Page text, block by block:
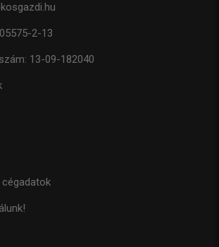
2-13
13-09-182040